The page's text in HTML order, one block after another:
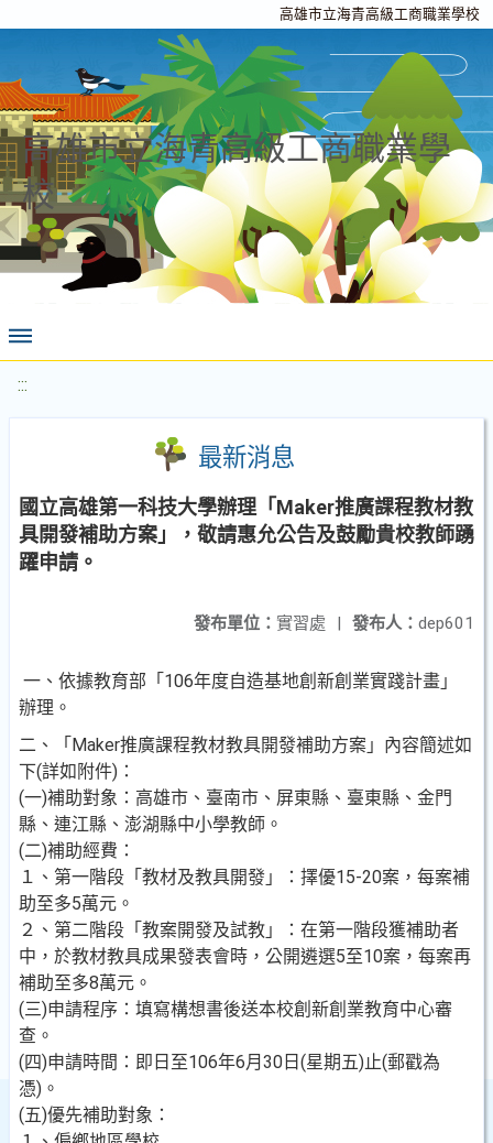
高雄市立海青高級工商職業學校
高雄市立海青高級工商職業學
校
:::
最新消息
國立高雄第一科技大學辦理「Maker推廣課程教材教
具開發補助方案」，敬請惠允公告及鼓勵貴校教師踴
躍申請。
發布人： dep601
發布單位： 實習處 |
一、依據教育部「106年度自造基地創新創業實踐計畫」
辦理。
二、「Maker推廣課程教材教具開發補助方案」內容簡述如
下(詳如附件)：
(一)補助對象：高雄市、臺南市、屏東縣、臺東縣、金門
縣、連江縣、澎湖縣中小學教師。
(二)補助經費：
１、第一階段「教材及教具開發」：擇優15-20案，每案補
助至多5萬元。
２、第二階段「教案開發及試教」：在第一階段獲補助者
中，於教材教具成果發表會時，公開遴選5至10案，每案再
補助至多8萬元。
(三)申請程序：填寫構想書後送本校創新創業教育中心審
查。
(四)申請時間：即日至106年6月30日(星期五)止(郵戳為
憑)。
(五)優先補助對象：